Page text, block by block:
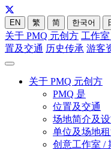
EN 繁 简 한국어
关于 PMQ 元创方 工作
置及交通 历史传承 游客
关于 PMQ 元创方
PMQ 是
位置及交通
场地简介及
单位及场地
创意工作室 /